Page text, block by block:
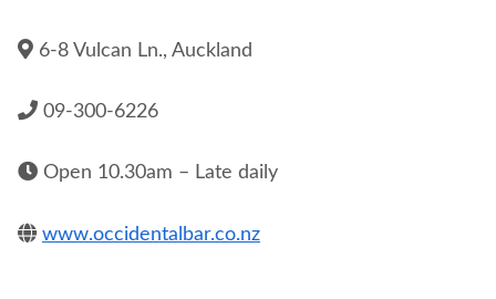
6-8 Vulcan Ln., Auckland
09-300-6226
Open 10.30am – Late daily
www.occidentalbar.co.nz